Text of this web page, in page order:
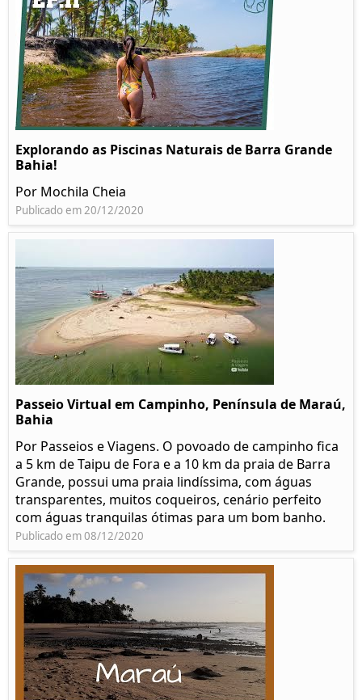
Explorando as Piscinas Naturais de Barra Grande
Bahia!
Por Mochila Cheia
Publicado em 20/12/2020
Passeio Virtual em Campinho, Península de Maraú,
Bahia
Por Passeios e Viagens. O povoado de campinho fica
a 5 km de Taipu de Fora e a 10 km da praia de Barra
Grande, possui uma praia lindíssima, com águas
transparentes, muitos coqueiros, cenário perfeito
com águas tranquilas ótimas para um bom banho.
Publicado em 08/12/2020